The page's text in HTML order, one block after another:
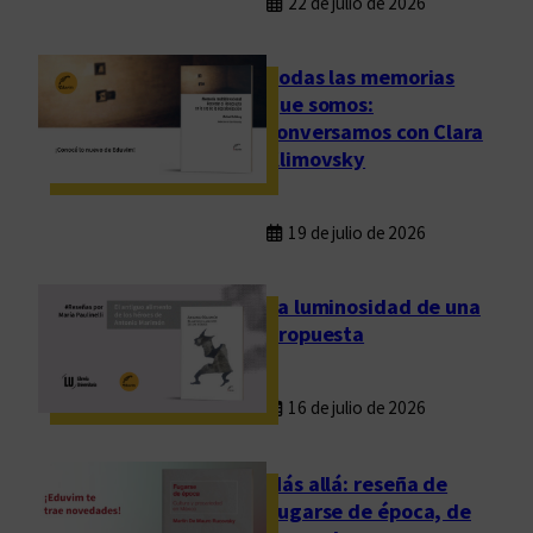
Todas las memorias
que somos:
conversamos con Clara
Klimovsky
19 de julio de 2026
La luminosidad de una
propuesta
16 de julio de 2026
Más allá: reseña de
Fugarse de época, de